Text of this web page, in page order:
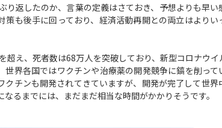
返したのか、言葉の定義はさておき、予想よりも早い
策も後手に回っており、経済活動再開との両立はよりい
超え、死者数は68万人を突破しており、新型コロナウ
世界各国ではワクチンや治療薬の開発競争に鎬を削って
クチンも開発されてきていますが、開発が完了して世界
るまでには、まだまだ相当な時間がかかりそうです。